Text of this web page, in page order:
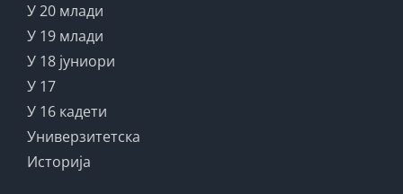
У 20 млади
У 19 млади
У 18 јуниори
У 17
У 16 кадети
Универзитетска
Историја